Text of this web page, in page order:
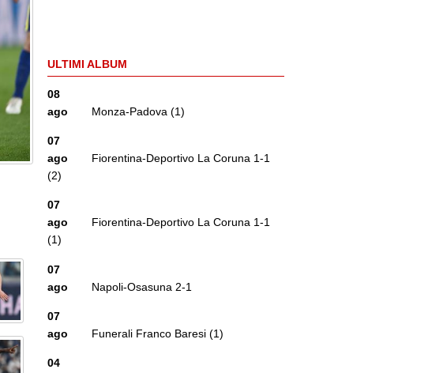
ULTIMI ALBUM
08
ago
Monza-Padova (1)
07
ago
Fiorentina-Deportivo La Coruna 1-1
(2)
07
ago
Fiorentina-Deportivo La Coruna 1-1
(1)
07
ago
Napoli-Osasuna 2-1
07
ago
Funerali Franco Baresi (1)
04